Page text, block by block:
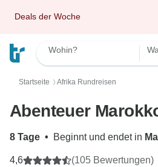
Deals der Woche
Wohin?
Startseite 〉 Afrika Rundreisen
Abenteuer
8 Tage • Beginnt und endet in
4,6 (105 Bewertungen)